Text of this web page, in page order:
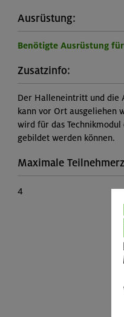
Ausrüstung:
Benötigte Ausrüstung
Zusatzinfo:
Der Halleneintritt und die
kann vor Ort ausgeliehen
wird für das
gebildet werden können.
Maximale
4